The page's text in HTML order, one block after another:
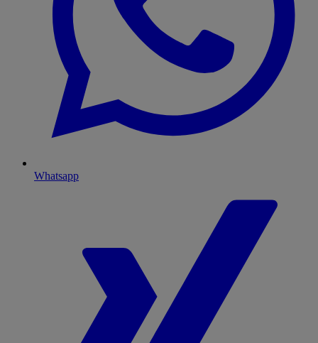
Whatsapp